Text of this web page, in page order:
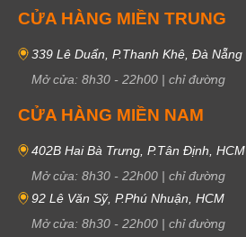
CỬA HÀNG MIỀN TRUNG
339 Lê Duẩn, P.Thanh Khê, Đà Nẵng
Mở cửa: 8h30 - 22h00 | chỉ đường
CỬA HÀNG MIỀN NAM
402B Hai Bà Trưng, P.Tân Định, HCM
Mở cửa: 8h30 - 22h00 | chỉ đường
92 Lê Văn Sỹ, P.Phú Nhuận, HCM
Mở cửa: 8h30 - 22h00 | chỉ đường